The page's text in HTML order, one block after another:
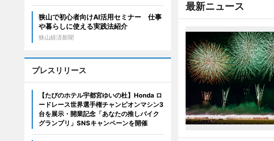
最新ニュース
狭山で初心者向けAI活用セミナー 仕事
や暮らしに使える実践法紹介
狭山経済新聞
プレスリリース
【たびのホテル宇都宮ゆいの杜】Honda ロ
ードレース世界選手権チャンピオンマシン3
台を展示・開業記念「あなたの推しバイク
グランプリ」SNSキャンペーンを開催